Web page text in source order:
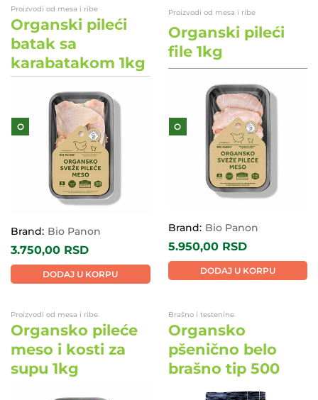
Proizvodi od mesa i ribe
Organski pileći
batak sa
karabatakom 1kg
O
Brand: Bio Panon
3.750,00 RSD
DODAJ U KORPU
Proizvodi od mesa i ribe
Organski pileći
file 1kg
O
Brand: Bio Panon
5.950,00 RSD
DODAJ U KORPU
Proizvodi od mesa i ribe
Organsko pileće
meso i kosti za
supu 1kg
Brašno i testenine
Organsko
pšenično belo
brašno tip 500